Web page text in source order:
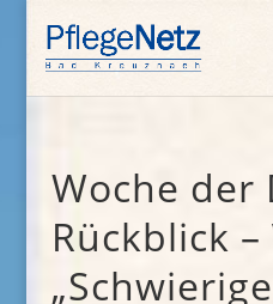
Woche der
Rückblick
„Schwierige